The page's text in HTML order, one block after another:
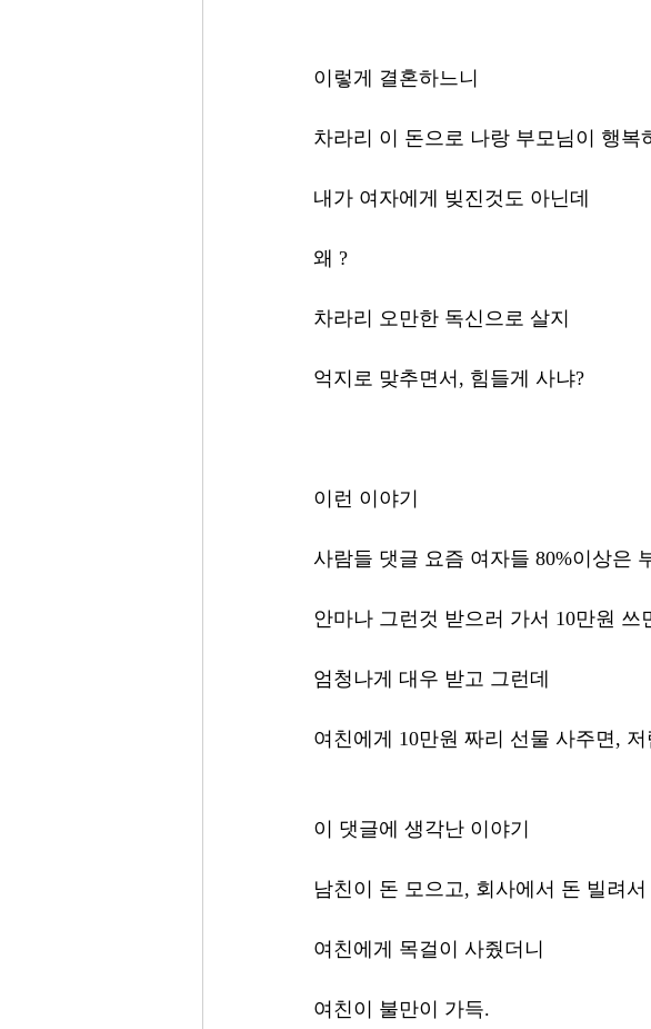
이렇게 결혼하느니
차라리 이 돈으로 나랑 부모님이 행복
내가 여자에게 빚진것도 아닌데
왜 ?
차라리 오만한 독신으로 살지
억지로 맞추면서, 힘들게 사냐?
이런 이야기
사람들 댓글 요즘 여자들 80%이상은
안마나 그런것 받으러 가서 10만원 쓰
엄청나게 대우 받고 그런데
여친에게 10만원 짜리 선물 사주면,
이 댓글에 생각난 이야기
남친이 돈 모으고, 회사에서 돈 빌려서
여친에게 목걸이 사줬더니
여친이 불만이 가득.